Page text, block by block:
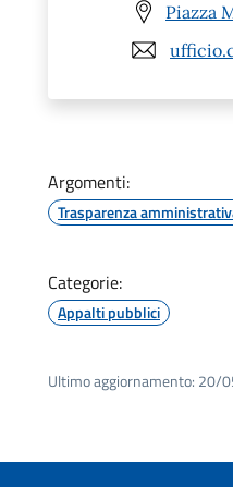
Piazza
Argomenti:
Trasparenza
Categorie:
Appalti pubblici
Ultimo aggiornamento: 20/